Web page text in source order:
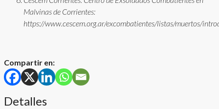
Malvinas de Corrientes:
https://www.cescem.org.ar/excombatientes/listas/muertos/
Compartir en:
Detalles